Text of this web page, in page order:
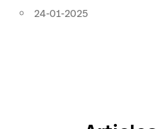
24-01-2025